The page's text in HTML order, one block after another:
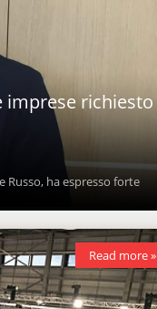
richiesto
Russo, ha espresso forte
Read more »